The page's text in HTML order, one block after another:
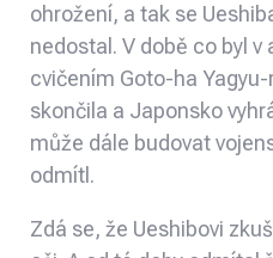
ohrožení, a tak se
nedostal. V době co byl
cvičením Goto-ha
skončila a Japonsko
může dále budovat
odmítl.
Zdá se, že Ueshibovi